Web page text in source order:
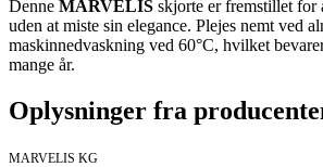
Denne MARVELIS skjorte er fremstillet for
uden at miste sin elegance. Plejes nemt ved
maskinnedvaskning ved 60°C, hvilket
mange år.
Oplysninger fra
MARVELIS KG